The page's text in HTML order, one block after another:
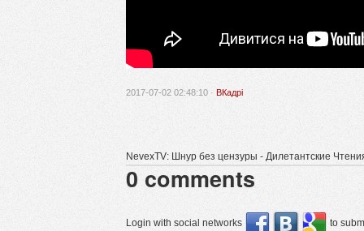
2017-07-02 02:48:10 · ВКадрі
NevexTV: Шнур без цензуры - Дилетантские
0 comments
Login with social networks to